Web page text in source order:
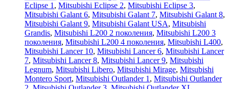
Eclipse 1 , Mitsubishi Eclipse 2, Mitsubishi Eclipse 3,
Mitsubishi Galant 6, Mitsubishi Galant 7, Mitsubishi Galant 8,
Mitsubishi Galant 9, Mitsubishi Galant USA, Mitsubishi
Grandis, Mitsubishi L200 2 поколения, Mitsubishi L200 3
поколения, Mitsubishi L200 4 поколения, Mitsubishi L400,
Mitsubishi Lancer 10, Mitsubishi Lancer 6, Mitsubishi Lancer
7, Mitsubishi Lancer 8, Mitsubishi Lancer 9, Mitsubishi
Legnum, Mitsubishi Libero, Mitsubishi Mirage, Mitsubishi
Montero Sport, Mitsubishi Outlander 1 , Mitsubishi Outlander